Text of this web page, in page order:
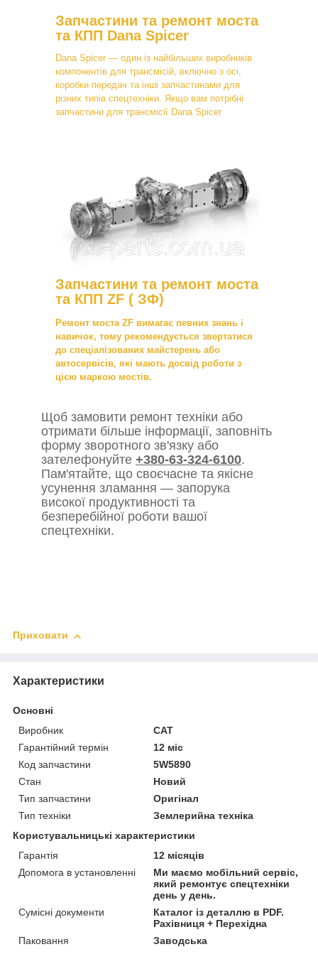
Запчастини та ремонт моста
та КПП Dana Spicer
Dana Spicer — один із найбільших виробників
компонентів для трансмісій, включно з осі,
коробки передач та інші запчастинами для
різних типів спецтехніки. Якщо вам потрібні
запчастини для трансмісії Dana Spicer
Запчастини та ремонт моста
та КПП ZF ( ЗФ)
Ремонт моста ZF вимагає певних знань і
навичок, тому рекомендується звертатися
до спеціалізованих майстерень або
автосервісів, які мають досвід роботи з
цією маркою мостів.
Щоб замовити ремонт техніки або
отримати більше інформації, заповніть
форму зворотного зв'язку або
зателефонуйте +380-63-324-6100.
Пам'ятайте, що своєчасне та якісне
усунення зламання — запорука
високої продуктивності та
безперебійної роботи вашої
спецтехніки.
Приховати
Характеристики
Основні
Виробник
CAT
Гарантійний термін
12 міс
Код запчастини
5W5890
Стан
Новий
Тип запчастини
Оригінал
Тип техніки
Землерийна техніка
Користувальницькі характеристики
Гарантія
12 місяців
Допомога в установленні
Ми маємо мобільний сервіс,
який ремонтує спецтехніки
день у день.
Сумісні документи
Каталог із деталлю в PDF.
Рахівниця + Перехідна
Паковання
Заводська